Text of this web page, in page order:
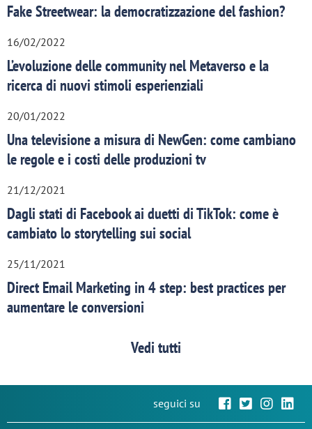
Fake Streetwear: la democratizzazione del fashion?
16/02/2022
L’evoluzione delle community nel Metaverso e la
ricerca di nuovi stimoli esperienziali
20/01/2022
Una televisione a misura di NewGen: come cambiano
le regole e i costi delle produzioni tv
21/12/2021
Dagli stati di Facebook ai duetti di TikTok: come è
cambiato lo storytelling sui social
25/11/2021
Direct Email Marketing in 4 step: best practices per
aumentare le conversioni
Vedi tutti
seguici su